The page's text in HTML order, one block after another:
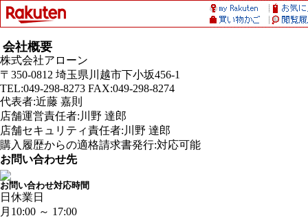
会社概要
株式会社アローン
〒350-0812 埼玉県川越市下小坂456-1
TEL:049-298-8273 FAX:049-298-8274
代表者:近藤 嘉則
店舗運営責任者:川野 達郎
店舗セキュリティ責任者:川野 達郎
購入履歴からの適格請求書発行:対応可能
お問い合わせ先
お問い合わせ対応時間
日 休業日
月 10:00 ～ 17:00